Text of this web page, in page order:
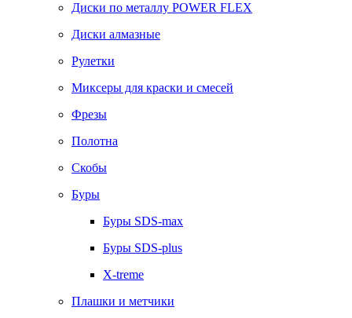
Диски по металлу POWER FLEX
Диски алмазные
Рулетки
Миксеры для краски и смесей
Фрезы
Полотна
Скобы
Буры
Буры SDS-max
Буры SDS-plus
X-treme
Плашки и метчики